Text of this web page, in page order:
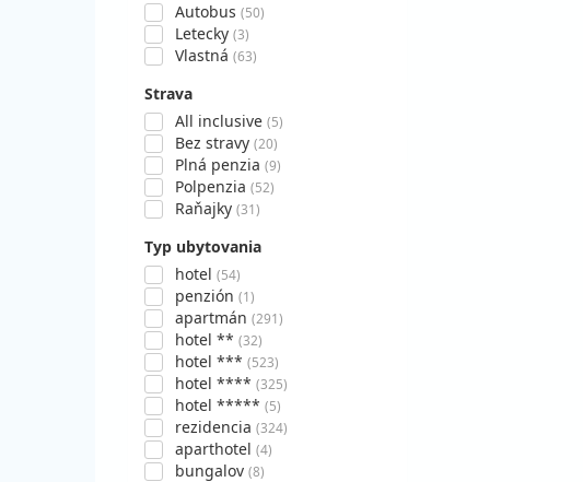
Autobus (50)
Letecky (3)
Vlastná (63)
Strava
All inclusive (5)
Bez stravy (20)
Plná penzia (9)
Polpenzia (52)
Raňajky (31)
Typ ubytovania
hotel (54)
penzión (1)
apartmán (291)
hotel ** (32)
hotel *** (523)
hotel **** (325)
hotel ***** (5)
rezidencia (324)
aparthotel (4)
bungalov (8)